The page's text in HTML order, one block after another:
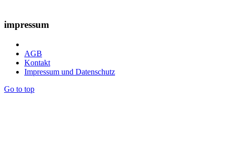
impressum
AGB
Kontakt
Impressum und Datenschutz
Go to top